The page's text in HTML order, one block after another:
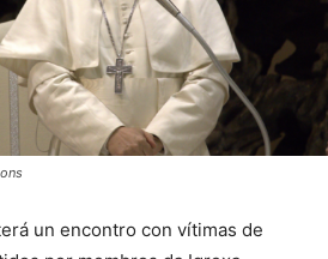
un encontro con vítimas de